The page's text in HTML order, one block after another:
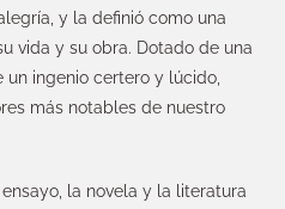
y la definió como una
vida y su obra. Dotado de una
ingenio certero y lúcido,
más notables de nuestro
la novela y la literatura